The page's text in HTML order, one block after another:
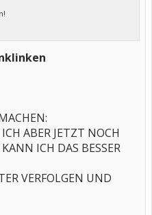
ABER JETZT NOCH
ICH DAS BESSER
VERFOLGEN UND